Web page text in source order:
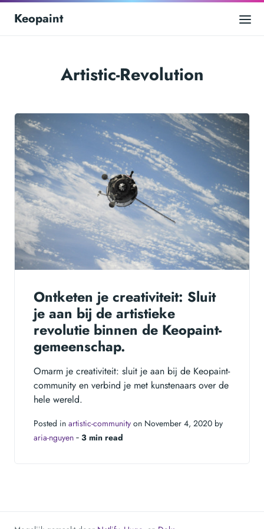
Keopaint
Artistic-Revolution
Ontketen je creativiteit: Sluit
je aan bij de artistieke
revolutie binnen de Keopaint-
gemeenschap.
Omarm je creativiteit: sluit je aan bij de Keopaint-
community en verbind je met kunstenaars over de
hele wereld.
Posted in artistic-community on November 4, 2020 by
aria-nguyen ‐ 3 min read